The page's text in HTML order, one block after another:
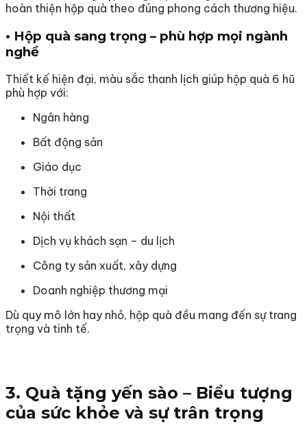
hoàn thiện hộp quà theo đúng phong cách thương hiệu.
• Hộp quà sang trọng – phù hợp mọi ngành
nghề
Thiết kế hiện đại, màu sắc thanh lịch giúp hộp quà 6 hũ
phù hợp với:
Ngân hàng
Bất động sản
Giáo dục
Thời trang
Nội thất
Dịch vụ khách sạn – du lịch
Công ty sản xuất, xây dựng
Doanh nghiệp thương mại
Dù quy mô lớn hay nhỏ, hộp quà đều mang đến sự trang
trọng và tinh tế.
3. Quà tặng yến sào – Biểu tượng
của sức khỏe và sự trân trọng